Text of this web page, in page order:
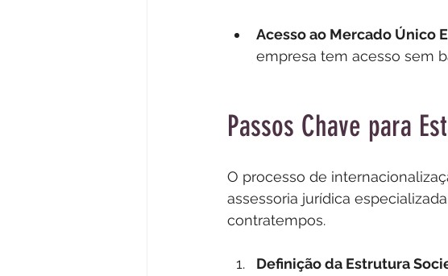
Acesso ao Mercado Único
empresa tem acesso sem
Passos Chave para
O processo de
assessoria jurídica
contratempos.
Definição da Estrutura